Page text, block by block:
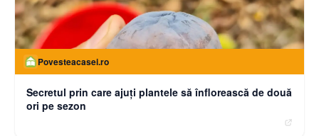
Povesteacasei.ro
Secretul prin care ajuți plantele să înflorească de două
ori pe sezon